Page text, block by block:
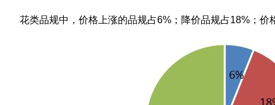
花类品规中，价格上涨的品规占6%；降价品规占18%；价